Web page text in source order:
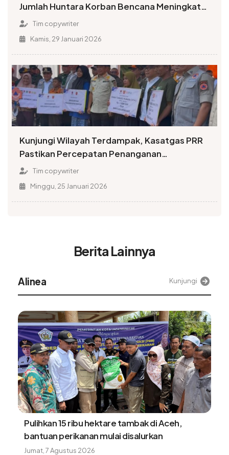
Jumlah Huntara Korban Bencana Meningkat
Signifikan
Tim copywriter
Kamis, 29 Januari 2026
Kunjungi Wilayah Terdampak, Kasatgas PRR
Pastikan Percepatan Penanganan
Pascabencana di Sumatera
Tim copywriter
Minggu, 25 Januari 2026
Berita Lainnya
Alinea Kunjungi
Pulihkan 15 ribu hektare tambak di Aceh,
bantuan perikanan mulai disalurkan
Jumat, 7 Agustus 2026